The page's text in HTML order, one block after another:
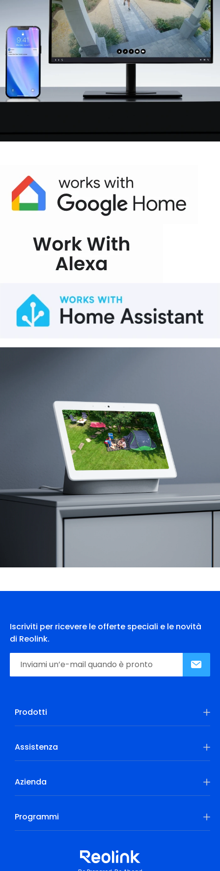
Iscriviti per ricevere le offerte speciali e le novità
di Reolink.
Prodotti
Assistenza
Azienda
Programmi